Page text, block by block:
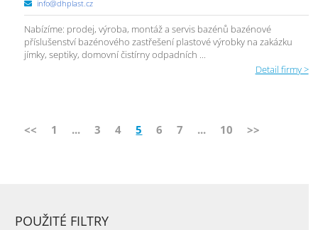
info@dhplast.cz
Nabízíme: prodej, výroba, montáž a servis bazénů bazénové
příslušenství bazénového zastřešení plastové výrobky na zakázku
jímky, septiky, domovní čistírny odpadních ...
Detail firmy >
<< 1 ... 3 4 5 6 7 ... 10 >>
POUŽITÉ FILTRY